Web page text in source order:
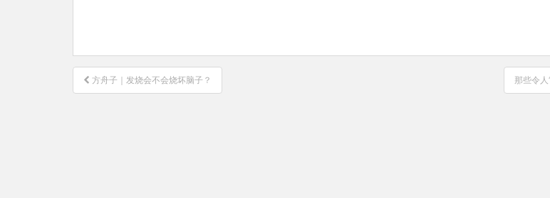
文
章
方舟子｜发烧会不会烧坏脑子？ 那些令